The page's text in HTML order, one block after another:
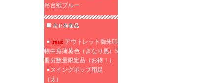
吊台紙ブルー
アウトレット御朱印
帳中身薄黄色（きなり風）5
冊分数量限定品（お得！）
スイングポップ用足
（太）